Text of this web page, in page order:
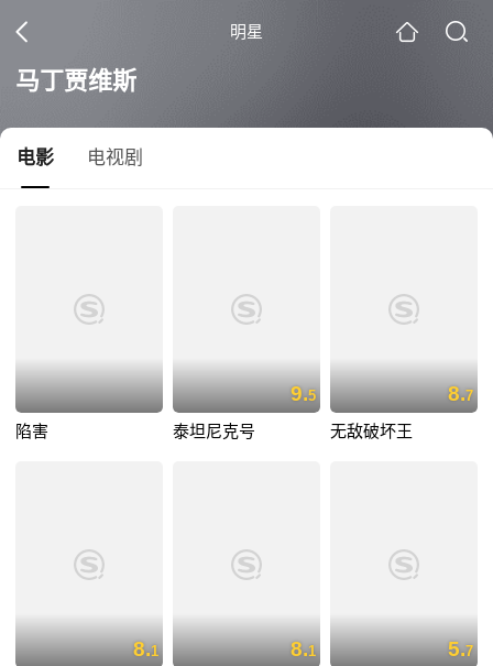
明星
马丁贾维斯
电影 电视剧
陷害
9.5
泰坦尼克号
8.7
无敌破坏王
8.1 8.1 5.7